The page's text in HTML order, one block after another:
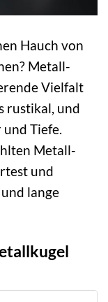
Hauch von
Metall-
Vielfalt
rustikal, und
Tiefe.
Metall-
und
lange